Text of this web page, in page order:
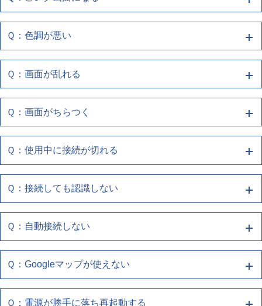
・複数の機器登録をしている場合、切り替わっていな
いか確認してください
(有線でお使いのお客様)
・Wi-FiやBluetoothが本機と接続されているかをご確
認ください
(無線でお使いのお客様)
・iPhoneのCarPlay設定で、ナビゲーションとの接続
を再度登録しなおしてください
・複数の機器登録をしている場合、切り替わっていな
下記の確認をお願いします
・お使いのスマートフォンの再起動をしてください
ートに正しく接続されているか確認してください
・使用しているケーブルがスマートフォン同梱品、も
い
(有線でお使いのお客様)
・Wi-FiやBluetoothが本機と接続されているかをご確
認ください
(無線でお使いのお客様)
・iPhoneのCarPlay設定で、ナビゲーションとの接続
を再度登録しなおしてください
いか確認してください
試しください
下記の確認をお願いします
ートに正しく接続されているか確認してください
・使用しているケーブルがスマートフォン同梱品、も
い
(有線でお使いのお客様)
・Wi-FiやBluetoothが本機と接続されているかをご確
認ください
(無線でお使いのお客様)
・iPhoneのCarPlay設定で、ナビゲーションとの接続
を再度登録しなおしてください
いか確認してください
Ａ１ 端末との再接続、端末/ナビの再起動をお
試しください
下記の確認をお願いします
ートに正しく接続されているか確認してください
・使用しているケーブルがスマートフォン同梱品、も
い
(有線でお使いのお客様)
・Wi-FiやBluetoothが本機と接続されているかをご確
認ください
(無線でお使いのお客様)
・iPhoneのCarPlay設定で、ナビゲーションとの接続
を再度登録しなおしてください
Ｑ：色調が悪い
Ａ１ 端末との再接続、端末/ナビの再起動をお
試しください
下記の確認をお願いします
・お使いのスマートフォンの再起動をしてください
ートに正しく接続されているか確認してください
・使用しているケーブルがスマートフォン同梱品、も
い
(有線でお使いのお客様)
・Wi-FiやBluetoothが本機と接続されているかをご確
認ください
(無線でお使いのお客様)
Ｑ：画面が乱れる
Ａ１ 端末との再接続、端末/ナビの再起動をお
試しください
下記の確認をお願いします
・お使いのスマートフォンの再起動をしてください
ートに正しく接続されているか確認してください
・使用しているケーブルがスマートフォン同梱品、も
い
(有線でお使いのお客様)
・Wi-FiやBluetoothが本機と接続されているかをご確
Ｑ：画面がちらつく
Ａ１ 端末との再接続、端末/ナビの再起動をお
試しください
下記の確認をお願いします
・お使いのスマートフォンの再起動をしてください
ートに正しく接続されているか確認してください
・使用しているケーブルがスマートフォン同梱品、も
い
Ｑ：使用中に接続が切れる
Ａ１ 端末との再接続、端末/ナビの再起動をお
試しください
下記の確認をお願いします
・お使いのスマートフォンの再起動をしてください
ートに正しく接続されているか確認してください
Ｑ：接続しても認識しない
Ａ１ 端末との再接続、端末/ナビの再起動をお
試しください
下記の確認をお願いします
・お使いのスマートフォンの再起動をしてください
Ｑ：自動接続しない
Ａ１ 端末との再接続、端末/ナビの再起動をお
試しください
Ｑ：Googleマップが使えない
Ｑ：電源が勝手に落ち再起動する